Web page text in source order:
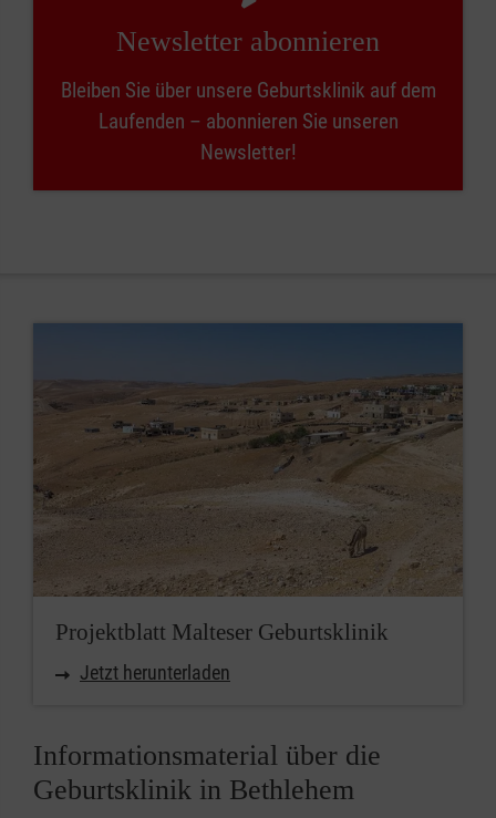
Newsletter abonnieren
Bleiben Sie über unsere Geburtsklinik auf dem
Laufenden – abonnieren Sie unseren
Newsletter!
Projektblatt Malteser Geburtsklinik
Jetzt herunterladen
Informationsmaterial über die
Geburtsklinik in Bethlehem